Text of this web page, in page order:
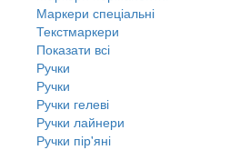
Маркери спеціальні
Текстмаркери
Показати всі
Ручки
Ручки
Ручки гелеві
Ручки лайнери
Ручки пір'яні